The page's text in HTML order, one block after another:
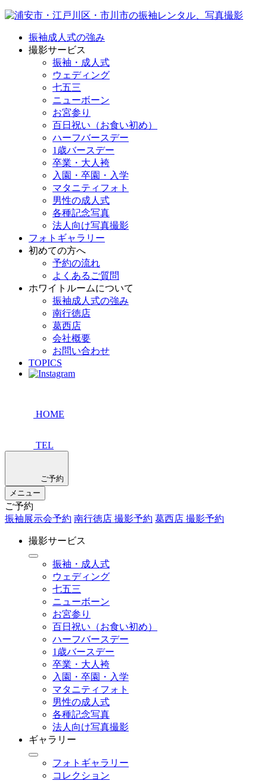
振袖成人式の強み
撮影サービス
振袖・成人式
ウェディング
七五三
ニューボーン
お宮参り
百日祝い（お食い初め）
ハーフバースデー
1歳バースデー
卒業・大人袴
入園・卒園・入学
マタニティフォト
男性の成人式
各種記念写真
法人向け写真撮影
フォトギャラリー
初めての方へ
予約の流れ
よくあるご質問
ホワイトルームについて
振袖成人式の強み
南行徳店
葛西店
会社概要
お問い合わせ
TOPICS
HOME
TEL
ご予約
メニュー
ご予約
振袖展示会予約 南行徳店 撮影予約 葛西店 撮影予約
撮影サービス
振袖・成人式
ウェディング
七五三
ニューボーン
お宮参り
百日祝い（お食い初め）
ハーフバースデー
1歳バースデー
卒業・大人袴
入園・卒園・入学
マタニティフォト
男性の成人式
各種記念写真
法人向け写真撮影
ギャラリー
フォトギャラリー
コレクション